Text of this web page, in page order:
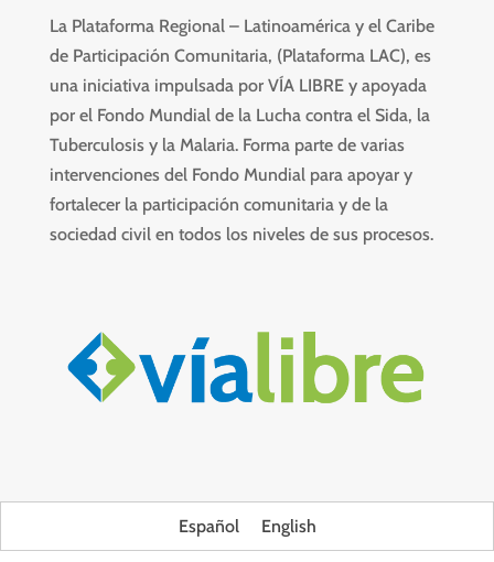
La Plataforma Regional – Latinoamérica y el Caribe
de Participación Comunitaria, (Plataforma LAC), es
una iniciativa impulsada por VÍA LIBRE y apoyada
por el Fondo Mundial de la Lucha contra el Sida, la
Tuberculosis y la Malaria. Forma parte de varias
intervenciones del Fondo Mundial para apoyar y
fortalecer la participación comunitaria y de la
sociedad civil en todos los niveles de sus procesos.
Español English